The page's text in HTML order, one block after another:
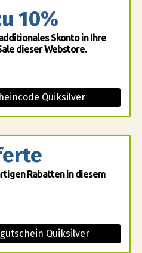
10%
Skonto in Ihre
dieser Webstore.
Quiksilver
Rabatten in diesem
Quiksilver